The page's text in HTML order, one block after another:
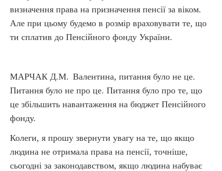
визначення права на призначення пенсії за віком.
Але при цьому будемо в розмір враховувати те, що
ти сплатив до Пенсійного фонду України.
МАРЧАК Д.М. Валентина, питання було не це.
Питання було не про це. Питання було про те, що
це збільшить навантаження на бюджет Пенсійного
фонду.
Колеги, я прошу звернути увагу на те, що якщо
людина не отримала права на пенсії, точніше,
сьогодні за законодавством, якщо людина набуває